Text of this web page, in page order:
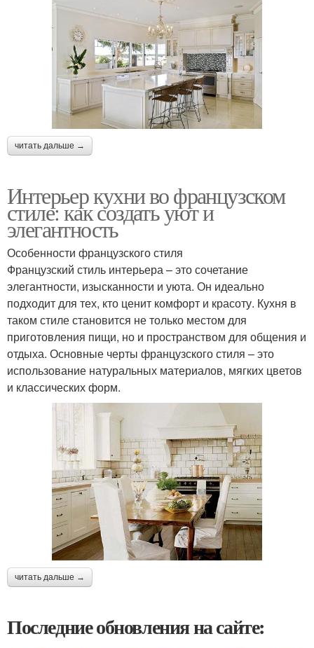
читать дальше →
Интерьер кухни во французском
стиле: как создать уют и
элегантность
Особенности французского стиля
Французский стиль интерьера – это сочетание
элегантности, изысканности и уюта. Он идеально
подходит для тех, кто ценит комфорт и красоту. Кухня в
таком стиле становится не только местом для
приготовления пищи, но и пространством для общения и
отдыха. Основные черты французского стиля – это
использование натуральных материалов, мягких цветов
и классических форм.
читать дальше →
Последние обновления на сайте: